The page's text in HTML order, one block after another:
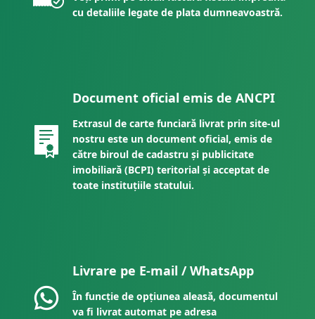
cu detaliile legate de plata dumneavoastră.
Document oficial emis de ANCPI
Extrasul de carte funciară livrat prin site-ul
nostru este un document oficial, emis de
către biroul de cadastru și publicitate
imobiliară (BCPI) teritorial și acceptat de
toate instituțiile statului.
Livrare pe E-mail / WhatsApp
În funcție de opțiunea aleasă, documentul
va fi livrat automat pe adresa